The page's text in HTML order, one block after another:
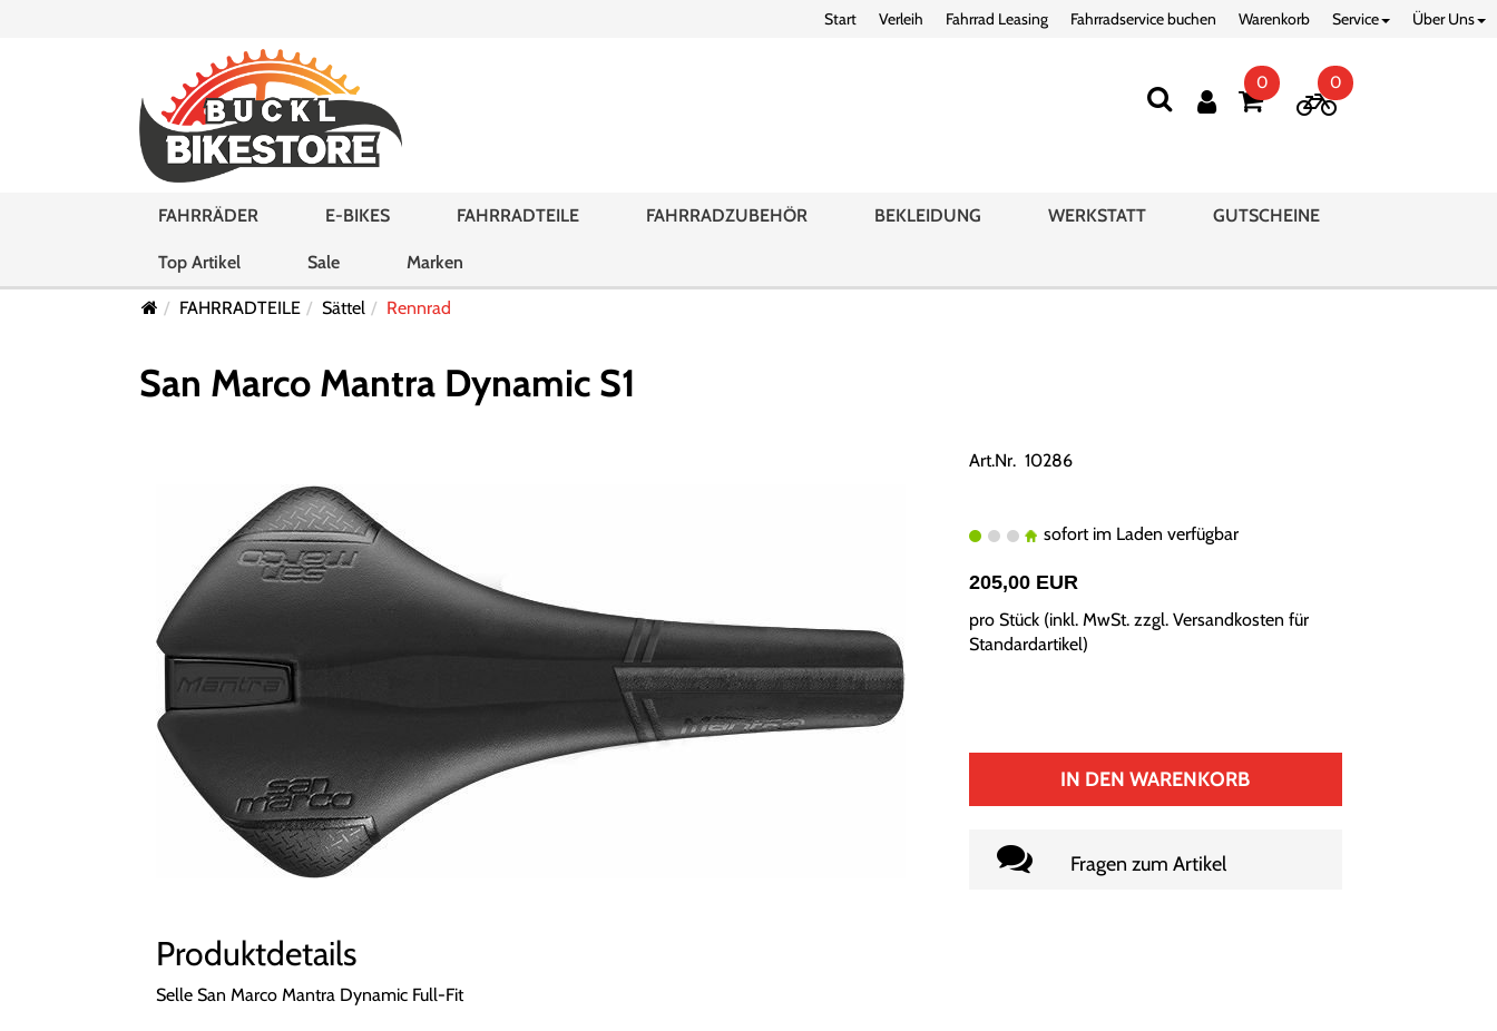
Start Verleih Fahrrad Leasing Fahrradservice buchen Warenkorb Service Über Uns
0 0
FAHRRÄDER E-BIKES FAHRRADTEILE FAHRRADZUBEHÖR BEKLEIDUNG WERKSTATT GUTSCHEINE
Top Artikel Sale Marken
FAHRRADTEILE Sättel Rennrad
San Marco Mantra Dynamic S1
Produktdetails
Selle San Marco Mantra Dynamic Full-Fit
Art.Nr. 10286
sofort im Laden verfügbar
205,00 EUR
pro Stück (inkl. MwSt. zzgl. Versandkosten für
Standardartikel)
IN DEN WARENKORB
Fragen zum Artikel